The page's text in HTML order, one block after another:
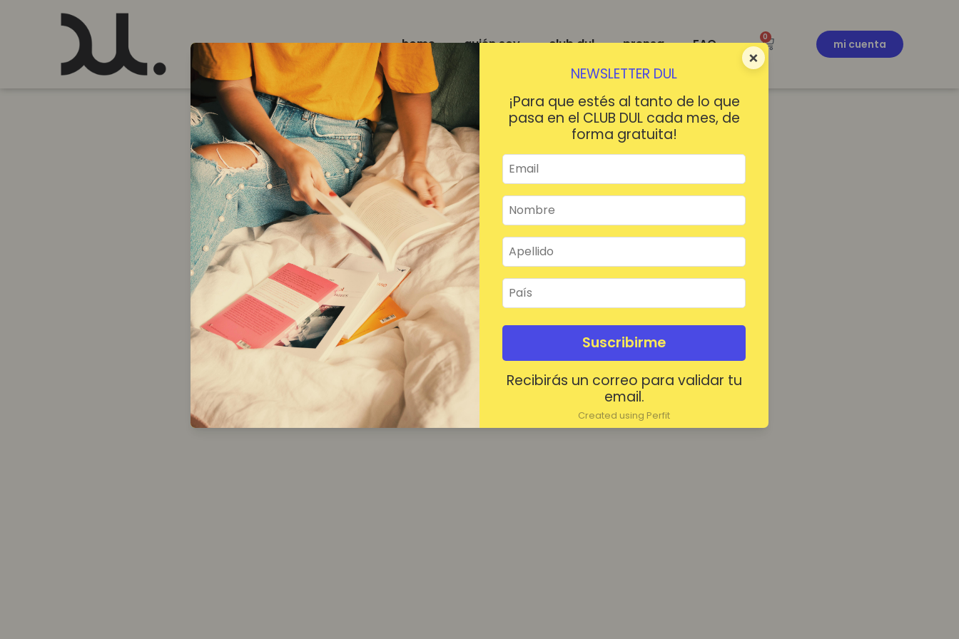
×
NEWSLETTER DUL
¡Para que estés al tanto de lo que
pasa en el CLUB DUL cada mes, de
forma gratuita!
Suscribirme
Recibirás un correo para validar tu
email.
Created using Perfit
home quién soy club dul prensa FAQ 0
mi cuenta
¡HOLA!
Mantenerme conectado ¿Contraseña olvidada?
Acceder